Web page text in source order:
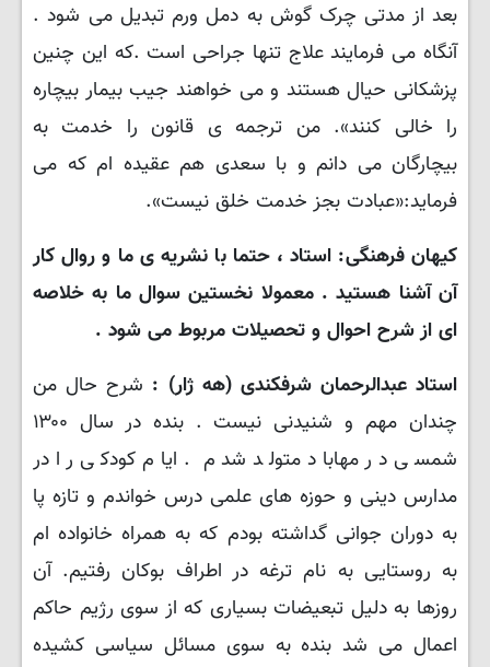
بعد از مدتی چرک گوش به دمل ورم تبدیل می شود .
آنگاه می فرمایند علاج تنها جراحی است .که این چنین
پزشکانی حیال هستند و می خواهند جیب بیمار بیچاره
را خالی کنند». من ترجمه ی قانون را خدمت به
بیچارگان می دانم و با سعدی هم عقیده ام که می
فرماید:«عبادت بجز خدمت خلق نیست».
کیهان فرهنگی: استاد ، حتما با نشریه ی ما و روال کار
آن آشنا هستید . معمولا نخستین سوال ما به خلاصه
ای از شرح احوال و تحصیلات مربوط می شود .
استاد عبدالرحمان شرفکندی (هه ژار) : شرح حال من
چندان مهم و شنیدنی نیست . بنده در سال ۱۳۰۰
شمسی در مهاباد متولد شدم . ایام کودکی را در
مدارس دینی و حوزه های علمی درس خواندم و تازه پا
به دوران جوانی گداشته بودم که به همراه خانواده ام
به روستایی به نام ترغه در اطراف بوکان رفتیم. آن
روزها به دلیل تبعیضات بسیاری که از سوی رژیم حاکم
اعمال می شد بنده به سوی مسائل سیاسی کشیده